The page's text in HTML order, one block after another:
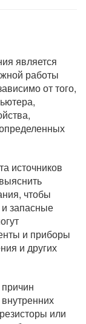
является
работы
от того,
источников
чтобы
запасные
и приборы
и других
или